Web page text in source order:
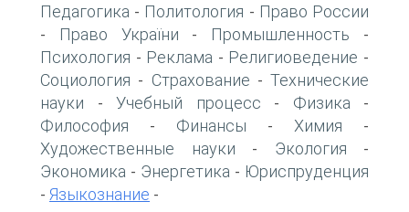
Педагогика - Политология - Право России
- Право України - Промышленность -
Психология - Реклама - Религиоведение -
Социология - Страхование - Технические
науки - Учебный процесс - Физика -
Философия - Финансы - Химия -
Художественные науки - Экология -
Экономика - Энергетика - Юриспруденция
- Языкознание -